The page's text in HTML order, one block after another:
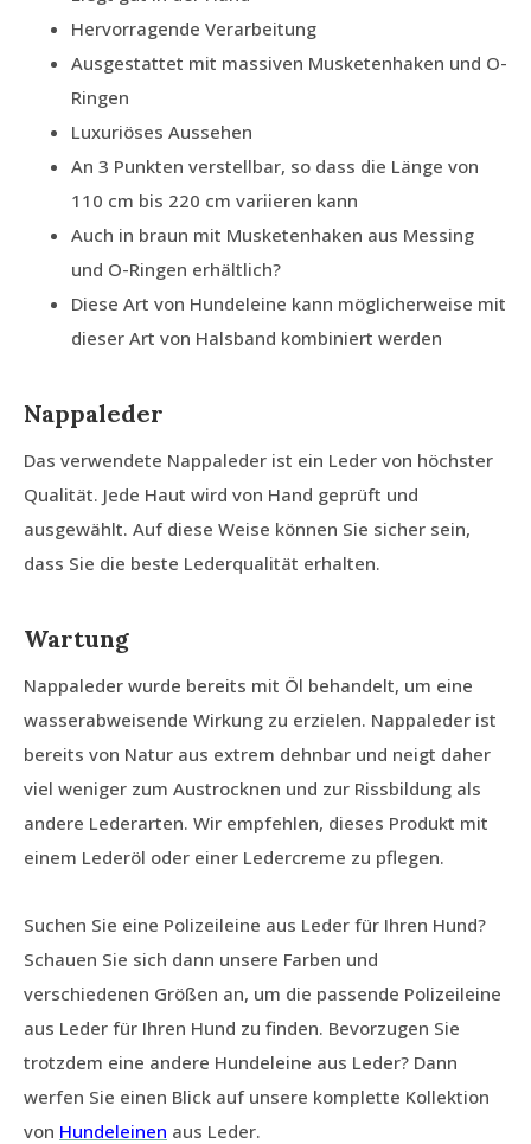
Hervorragende Verarbeitung
Ausgestattet mit massiven Musketenhaken und O-
Ringen
Luxuriöses Aussehen
An 3 Punkten verstellbar, so dass die Länge von
110 cm bis 220 cm variieren kann
Auch in braun mit Musketenhaken aus Messing
und O-Ringen erhältlich?
Diese Art von Hundeleine kann möglicherweise mit
dieser Art von Halsband kombiniert werden
Nappaleder
Das verwendete Nappaleder ist ein Leder von höchster
Qualität. Jede Haut wird von Hand geprüft und
ausgewählt. Auf diese Weise können Sie sicher sein,
dass Sie die beste Lederqualität erhalten.
Wartung
Nappaleder wurde bereits mit Öl behandelt, um eine
wasserabweisende Wirkung zu erzielen. Nappaleder ist
bereits von Natur aus extrem dehnbar und neigt daher
viel weniger zum Austrocknen und zur Rissbildung als
andere Lederarten. Wir empfehlen, dieses Produkt mit
einem Lederöl oder einer Ledercreme zu pflegen.
Suchen Sie eine Polizeileine aus Leder für Ihren Hund?
Schauen Sie sich dann unsere Farben und
verschiedenen Größen an, um die passende Polizeileine
aus Leder für Ihren Hund zu finden. Bevorzugen Sie
trotzdem eine andere Hundeleine aus Leder? Dann
werfen Sie einen Blick auf unsere komplette Kollektion
von Hundeleinen aus Leder.